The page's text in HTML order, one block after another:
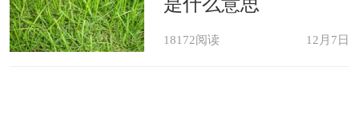
持刀刺人，主失利。《周公解梦》
18172阅读 12月7日